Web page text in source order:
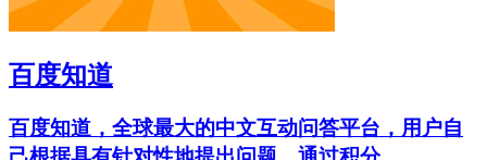
百度知道
百度知道，全球最大的中文互动问答平台，用户自